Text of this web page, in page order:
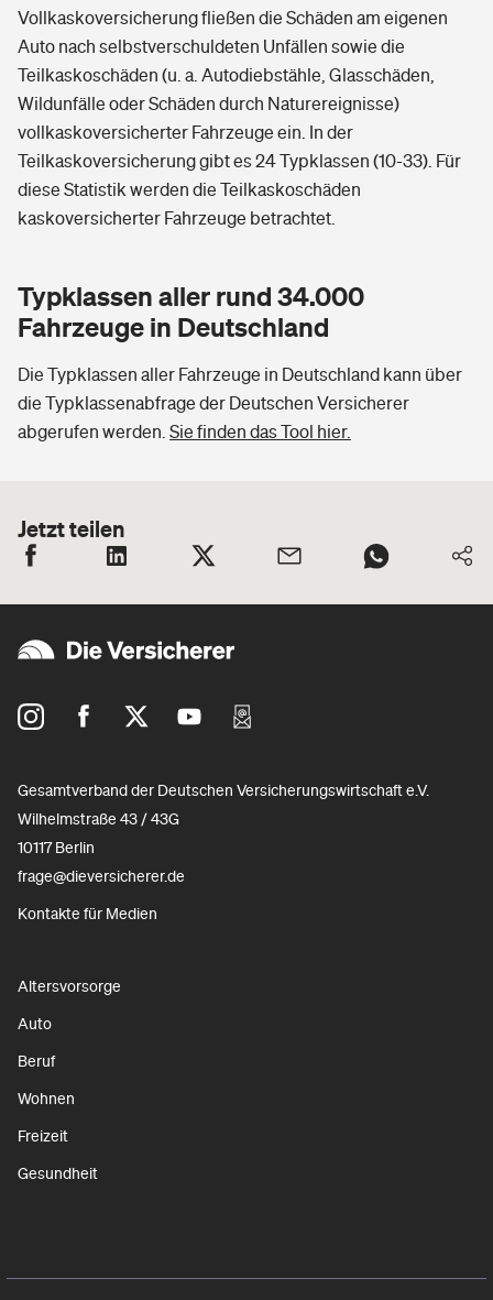
Vollkaskoversicherung fließen die Schäden am eigenen
Auto nach selbstverschuldeten Unfällen sowie die
Teilkaskoschäden (u. a. Autodiebstähle, Glasschäden,
Wildunfälle oder Schäden durch Naturereignisse)
vollkaskoversicherter Fahrzeuge ein. In der
Teilkaskoversicherung gibt es 24 Typklassen (10-33). Für
diese Statistik werden die Teilkaskoschäden
kaskoversicherter Fahrzeuge betrachtet.
Typklassen aller rund 34.000
Fahrzeuge in Deutschland
Die Typklassen aller Fahrzeuge in Deutschland kann über
die Typklassenabfrage der Deutschen Versicherer
abgerufen werden. Sie finden das Tool hier.
Jetzt teilen
Gesamtverband der Deutschen Versicherungswirtschaft e.V.
Wilhelmstraße 43 / 43G
10117 Berlin
frage@dieversicherer.de
Kontakte für Medien
Altersvorsorge
Auto
Beruf
Wohnen
Freizeit
Gesundheit